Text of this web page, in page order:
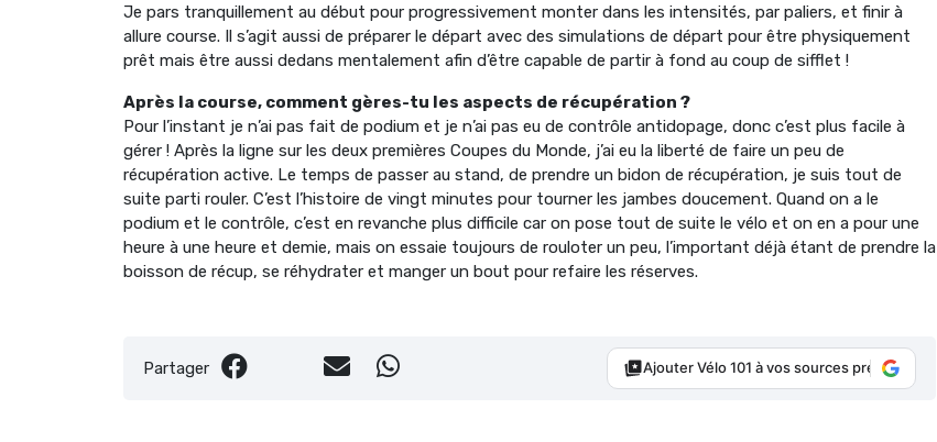
Je pars tranquillement au début pour progressivement monter dans les intensités, par paliers, et finir à
allure course. Il s’agit aussi de préparer le départ avec des simulations de départ pour être physiquement
prêt mais être aussi dedans mentalement afin d’être capable de partir à fond au coup de sifflet !
Après la course, comment gères-tu les aspects de récupération ?
Pour l’instant je n’ai pas fait de podium et je n’ai pas eu de contrôle antidopage, donc c’est plus facile à
gérer ! Après la ligne sur les deux premières Coupes du Monde, j’ai eu la liberté de faire un peu de
récupération active. Le temps de passer au stand, de prendre un bidon de récupération, je suis tout de
suite parti rouler. C’est l’histoire de vingt minutes pour tourner les jambes doucement. Quand on a le
podium et le contrôle, c’est en revanche plus difficile car on pose tout de suite le vélo et on en a pour une
heure à une heure et demie, mais on essaie toujours de rouloter un peu, l’important déjà étant de prendre la
boisson de récup, se réhydrater et manger un bout pour refaire les réserves.
Partager Ajouter Vélo 101 à vos sources préférées